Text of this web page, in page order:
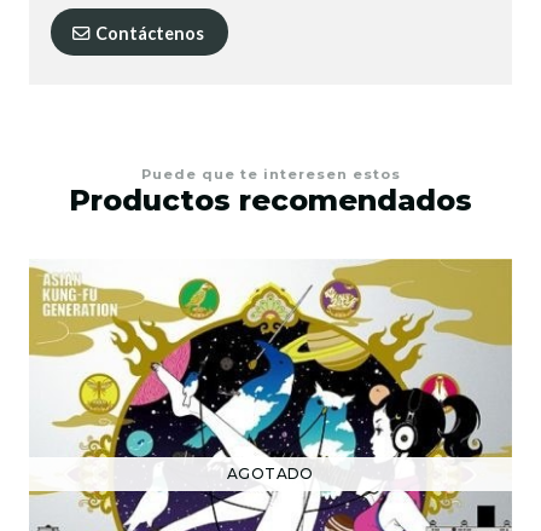
Contáctenos
Puede que te interesen estos
Productos recomendados
AGOTADO